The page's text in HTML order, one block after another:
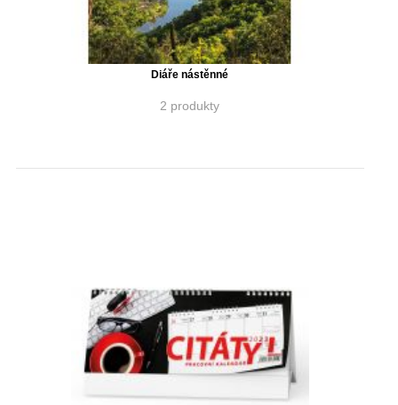
Diáře nástěnné
2 produkty